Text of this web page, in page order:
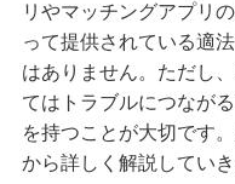
リやマッチングアプリ
って提供されている適
はありません。ただし
てはトラブルにつなが
を持つことが大切です
から詳しく解説していき